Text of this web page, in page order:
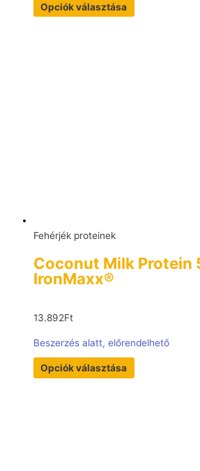
Opciók választása
Fehérjék proteinek
Coconut Milk Protein
IronMaxx®
13.892Ft
Beszerzés alatt, előrendelhető
Opciók választása